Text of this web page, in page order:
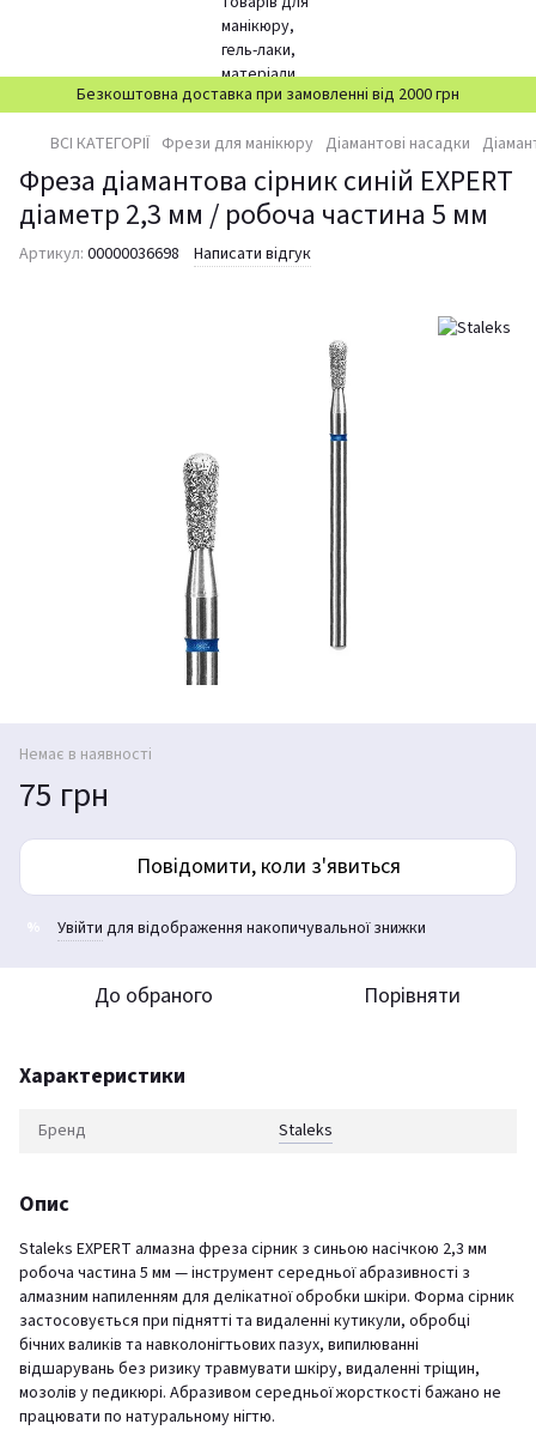
Безкоштовна доставка при замовленні від 2000 грн
ВСІ КАТЕГОРІЇ Фрези для манікюру Діамантові насадки
Фреза діамантова сірник синій EXPERT
діаметр 2,3 мм / робоча частина 5 мм
Артикул: 00000036698 Написати відгук
Немає в наявності
75 грн
Повідомити, коли з'явиться
Увійти для відображення накопичувальної знижки
До обраного Порівняти
Характеристики
Бренд Staleks
Опис
Staleks EXPERT алмазна фреза сірник з синьою насічкою 2,3 мм
робоча частина 5 мм — інструмент середньої абразивності з
алмазним напиленням для делікатної обробки шкіри. Форма сірник
застосовується при піднятті та видаленні кутикули, обробці
бічних валиків та навколонігтьових пазух, випилюванні
відшарувань без ризику травмувати шкіру, видаленні тріщин,
мозолів у педикюрі. Абразивом середньої жорсткості бажано не
працювати по натуральному нігтю.